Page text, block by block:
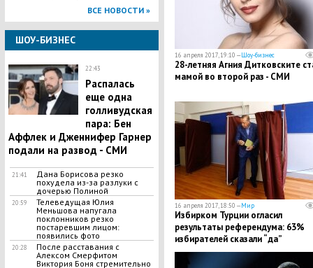
ВСЕ НОВОСТИ »
ШОУ-БИЗНЕС
22:43
Распалась
еще одна
голливудская
пара: Бен
Аффлек и Дженнифер Гарнер
подали на развод - СМИ
21:41
Дана Борисова резко
похудела из-за разлуки с
дочерью Полиной
20:59
Телеведущая Юлия
Меньшова напугала
поклонников резко
постаревшим лицом:
появились фото
20:28
После расставания с
Алексом Смерфитом
Виктория Боня стремительно
16 апреля 2017, 19:10 —Шоу-бизнес
28-летняя Агния Дитковските
мамой во второй раз - СМИ
16 апреля 2017, 18:50 —Мир
Избирком Турции огласил
результаты референдума: 63%
избирателей сказали “да”